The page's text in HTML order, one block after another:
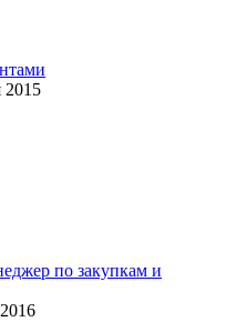
2015
по закупкам и